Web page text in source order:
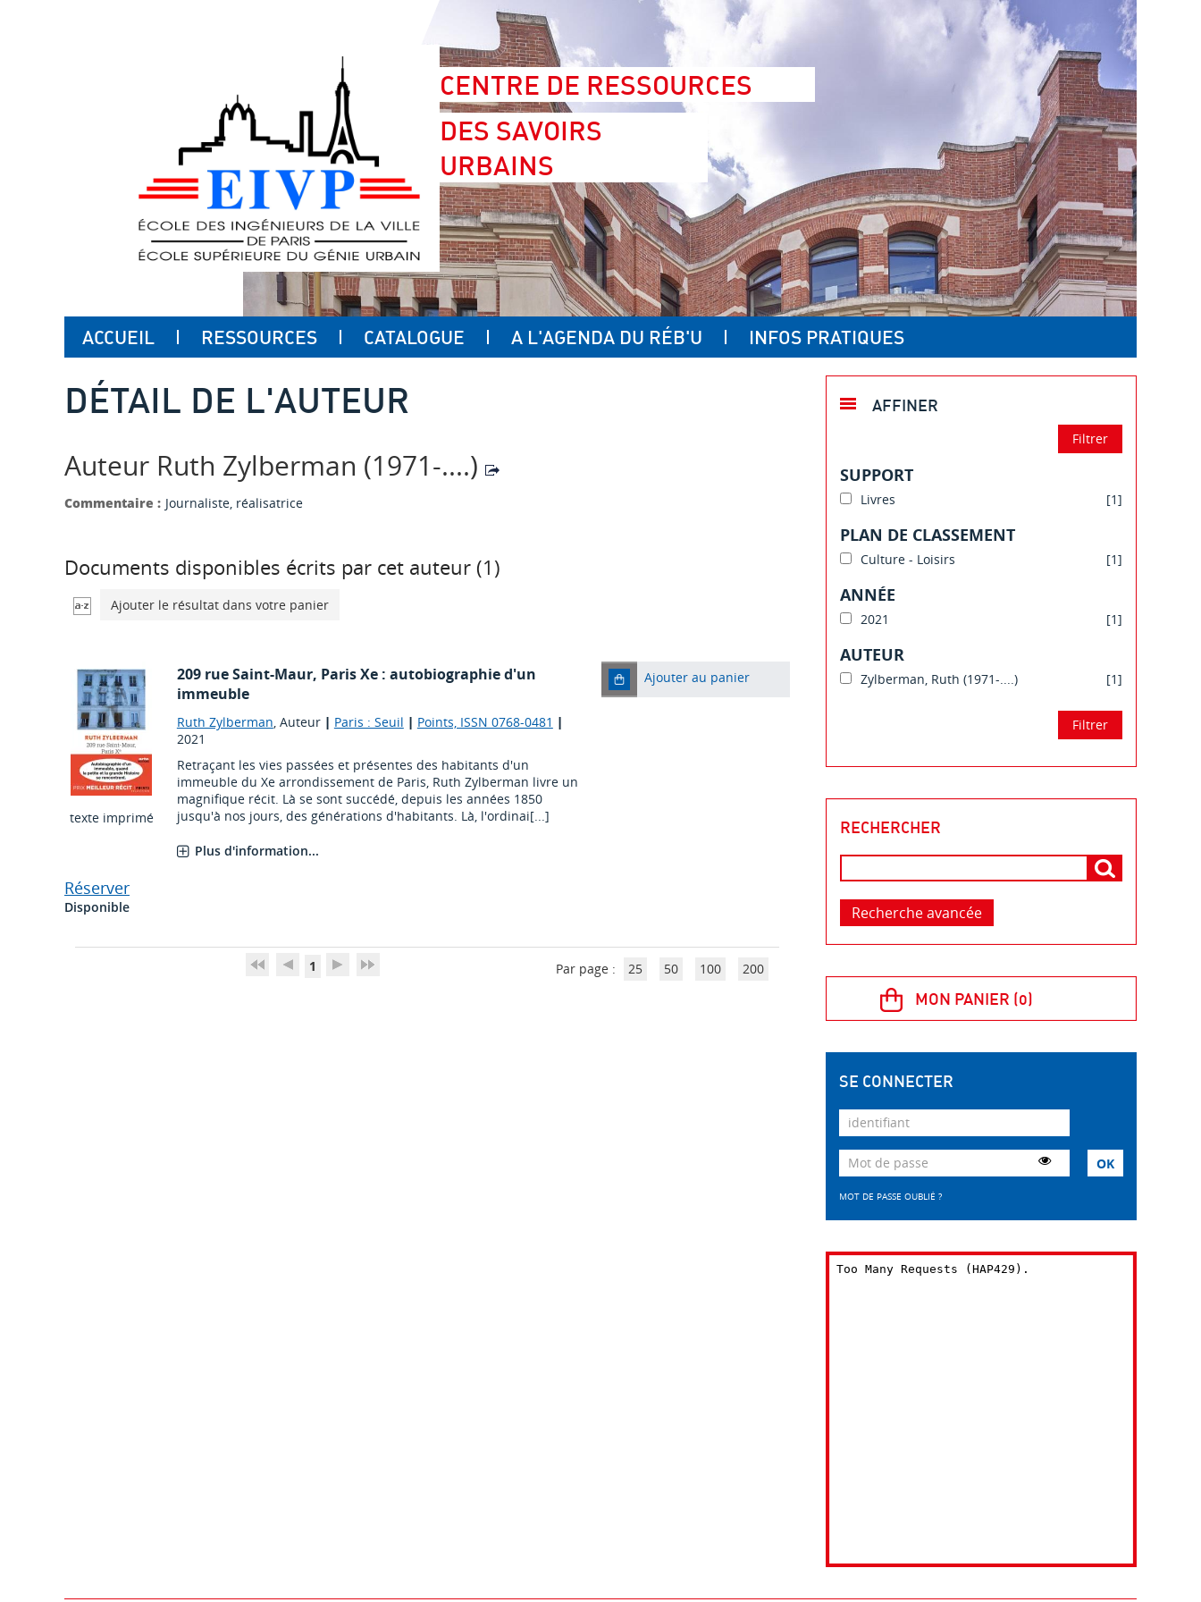
CENTRE DE RESSOURCES
DES SAVOIRS
URBAINS
ACCUEIL RESSOURCES CATALOGUE A L'AGENDA DU RÉB'U INFOS PRATIQUES
DÉTAIL DE L'AUTEUR
Auteur Ruth Zylberman (1971-....)
Commentaire : Journaliste, réalisatrice
Documents disponibles écrits par cet auteur (1 )
Ajouter le résultat dans votre panier
texte imprimé
209 rue Saint-Maur, Paris Xe : autobiographie d'un
immeuble
Ruth Zylberman, Auteur | Paris : Seuil | Points, ISSN 0768-0481 |
2021
Retraçant les vies passées et présentes des habitants d'un
immeuble du Xe arrondissement de Paris, Ruth Zylberman livre un
magnifique récit. Là se sont succédé, depuis les années 1850
jusqu'à nos jours, des générations d'habitants. Là, l'ordinai[...]
Plus d'information...
Ajouter au panier
Réserver
Disponible
1 Par page : 25 50 100 200
AFFINER
SUPPORT
Livres [1]
PLAN DE CLASSEMENT
Culture - Loisirs [1]
ANNÉE
2021 [1]
AUTEUR
Zylberman, Ruth (1971-....) [1]
RECHERCHER
Recherche avancée
SE CONNECTER
MOT DE PASSE OUBLIÉ ?